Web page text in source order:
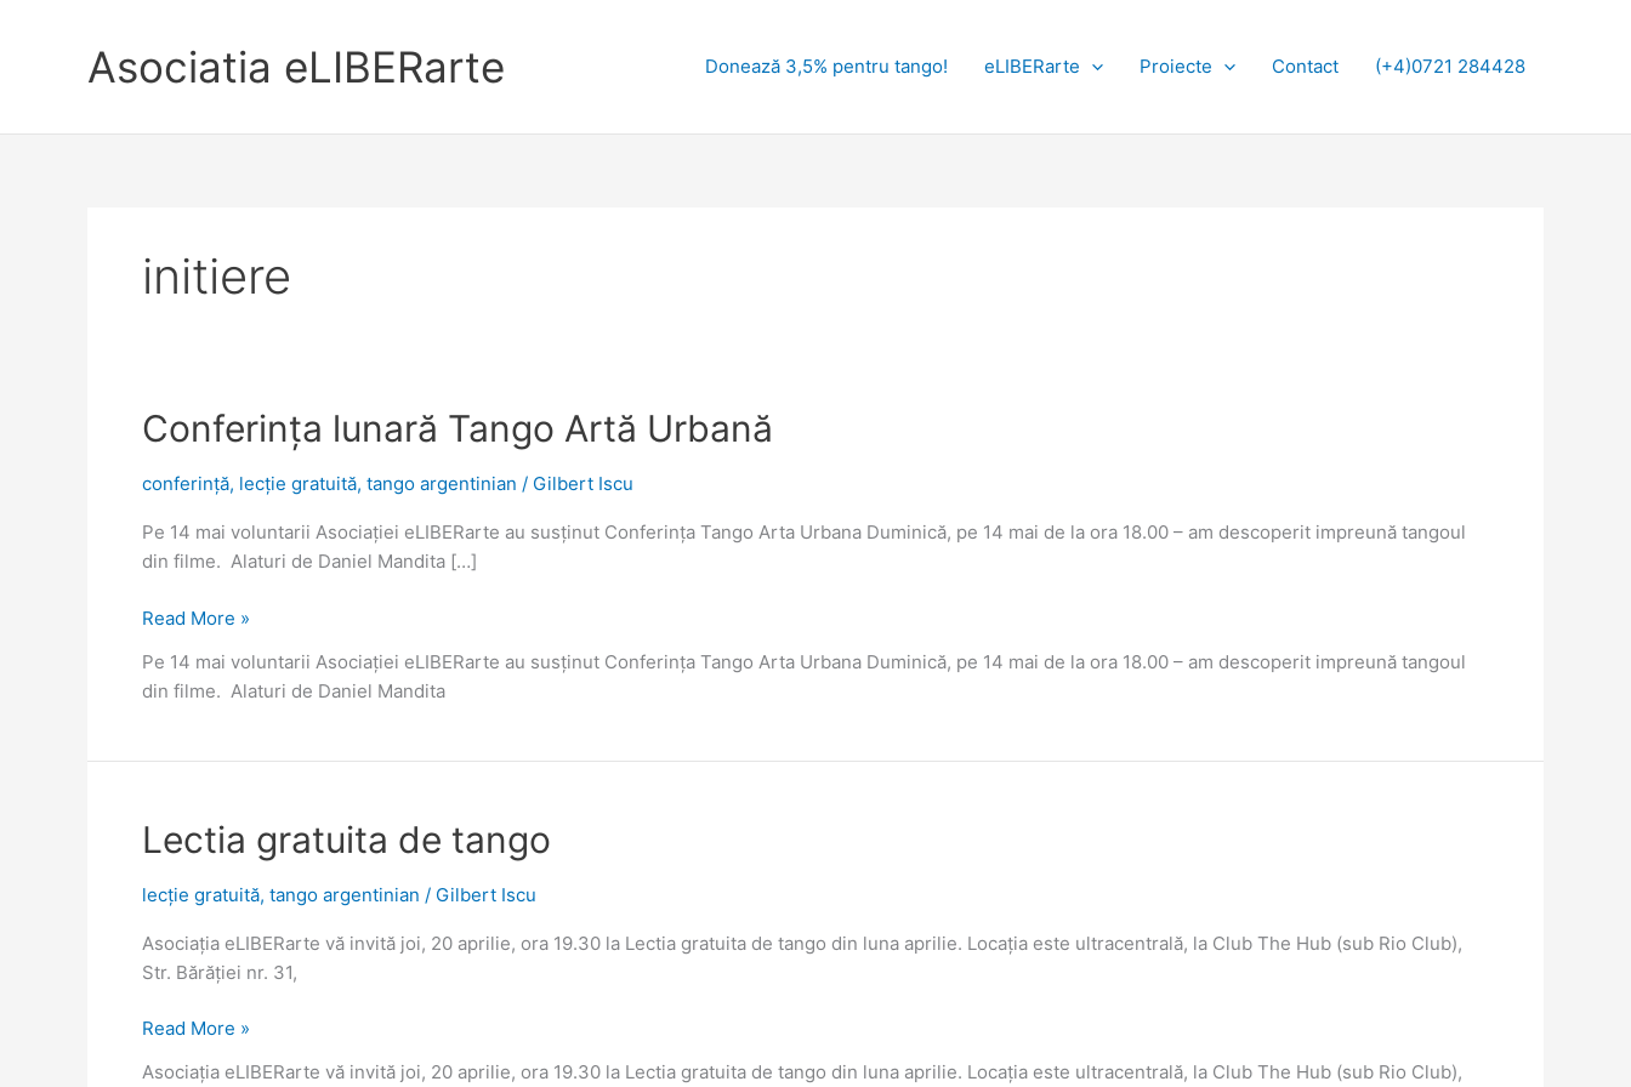
Asociatia eLIBERarte Donează 3,5% pentru tango! eLIBERarte Proiecte Contact (+4)0721 284428
initiere
Conferința lunară Tango Artă Urbană
conferință, lecție gratuită, tango argentinian / Gilbert Iscu
Pe 14 mai voluntarii Asociației eLIBERarte au susținut Conferința Tango Arta Urbana Duminică, pe 14 mai de la ora 18.00 – am descoperit impreună tangoul
din filme. Alaturi de Daniel Mandita […]
Conferința
Tango
Artă
Read More »
Pe 14 mai voluntarii Asociației eLIBERarte au susținut Conferința Tango Arta Urbana Duminică, pe 14 mai de la ora 18.00 – am descoperit impreună tangoul
din filme. Alaturi de Daniel Mandita
Lectia gratuita de tango
lecție gratuită, tango argentinian / Gilbert Iscu
Asociația eLIBERarte vă invită joi, 20 aprilie, ora 19.30 la Lectia gratuita de tango din luna aprilie. Locația este ultracentrală, la Club The Hub (sub Rio Club),
Str. Bărăției nr. 31,
Lectia
Read More »
Asociația eLIBERarte vă invită joi, 20 aprilie, ora 19.30 la Lectia gratuita de tango din luna aprilie. Locația este ultracentrală, la Club The Hub (sub Rio Club),